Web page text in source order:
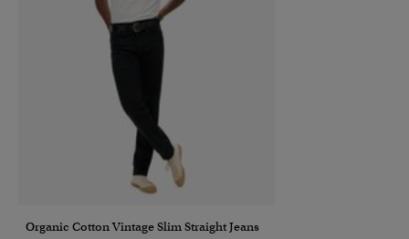
Organic Cotton Vintage Slim Straight Jeans